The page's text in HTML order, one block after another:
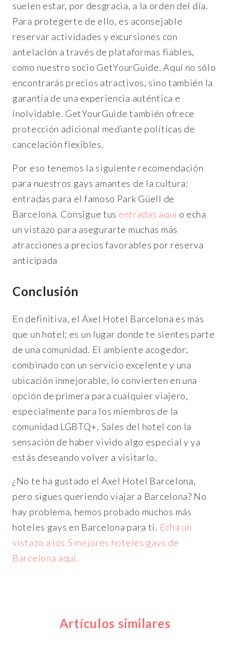
suelen estar, por desgracia, a la orden del día.
Para protegerte de ello, es aconsejable
reservar actividades y excursiones con
antelación a través de plataformas fiables,
como nuestro socio GetYourGuide. Aquí no sólo
encontrarás precios atractivos, sino también la
garantía de una experiencia auténtica e
inolvidable. GetYourGuide también ofrece
protección adicional mediante políticas de
cancelación flexibles.
Por eso tenemos la siguiente recomendación
para nuestros gays amantes de la cultura:
entradas para el famoso Park Güell de
Barcelona. Consigue tus entradas aquí o echa
un vistazo para asegurarte muchas más
atracciones a precios favorables por reserva
anticipada
Conclusión
En definitiva, el Axel Hotel Barcelona es más
que un hotel; es un lugar donde te sientes parte
de una comunidad. El ambiente acogedor,
combinado con un servicio excelente y una
ubicación inmejorable, lo convierten en una
opción de primera para cualquier viajero,
especialmente para los miembros de la
comunidad LGBTQ+. Sales del hotel con la
sensación de haber vivido algo especial y ya
estás deseando volver a visitarlo.
¿No te ha gustado el Axel Hotel Barcelona,
pero sigues queriendo viajar a Barcelona? No
hay problema, hemos probado muchos más
hoteles gays en Barcelona para ti. Echa un
vistazo a los 5 mejores hoteles gays de
Barcelona aquí.
Artículos similares